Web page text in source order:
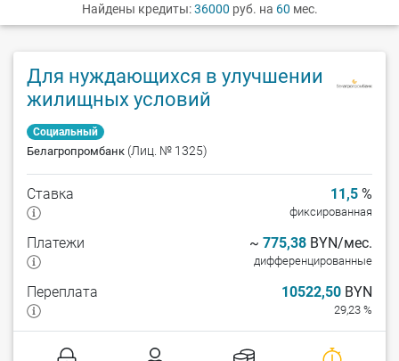
Найдены кредиты:36000 руб. на 60 мес.
Для нуждающихся в улучшении
жилищных условий
Социальный
Белагропромбанк (Лиц. № 1325)
Ставка 11,5 %
фиксированная
Платежи ~ 775,38 BYN/мес.
дифференцированные
Переплата 10522,50 BYN
29,23 %